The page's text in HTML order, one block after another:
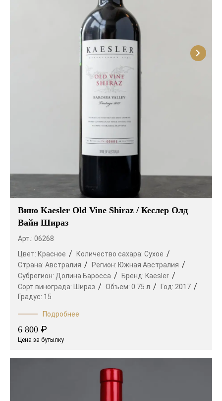
Вино Kaesler Old Vine Shiraz / Кеслер Олд
Вайн Шираз
Арт.: 06268
Цвет: Красное Количество сахара: Сухое
Страна: Австралия Регион: Южная Австралия
Субрегион: Долина Баросса Бренд: Kaesler
Сорт винограда: Шираз Объем: 0.75 л Год: 2017
Градус: 15
Подробнее
6 800 ₽
Цена за бутылку